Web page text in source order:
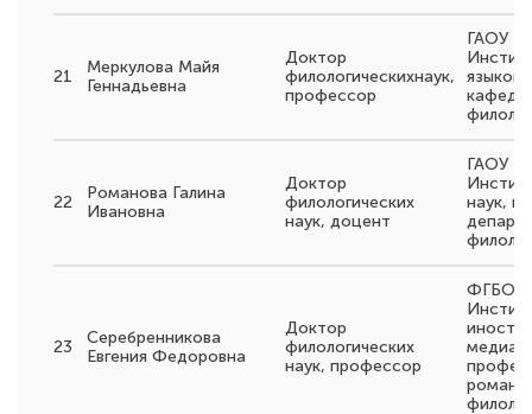
21
Меркулова Майя
Геннадьевна
Доктор
филологическихнаук,
профессор
ГАОУ
22
Романова Галина
Ивановна
Доктор
филологических
наук, доцент
ГАОУ
наук,
23
Серебренникова
Евгения Федоровна
Доктор
филологических
наук, профессор
ФГБОУ